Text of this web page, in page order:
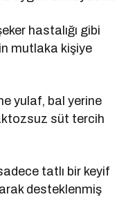
hastalığı gibi
mutlaka kişiye
yulaf, bal yerine
süt tercih
tatlı bir keyif
desteklenmiş